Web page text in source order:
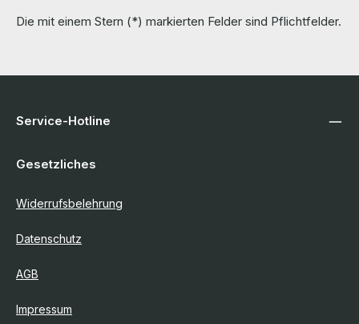
Die mit einem Stern (*) markierten Felder sind Pflichtfelder.
Service-Hotline
Gesetzliches
Widerrufsbelehrung
Datenschutz
AGB
Impressum